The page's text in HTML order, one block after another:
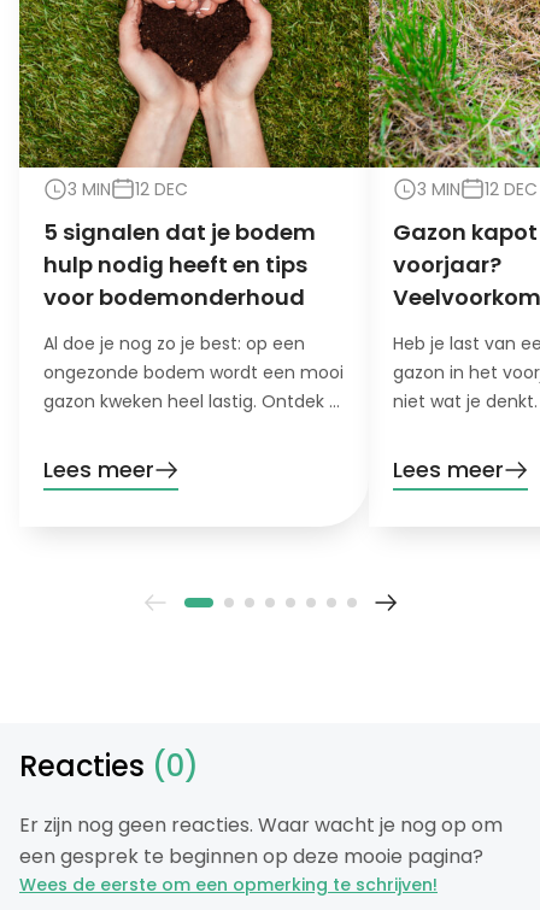
3 MIN 12 DEC
5 signalen dat je bodem
hulp nodig heeft en tips
voor bodemonderhoud
Al doe je nog zo je best: op een
ongezonde bodem wordt een mooi
gazon kweken heel lastig. Ontdek 5
heeft!
Lees meer
3 MIN 12 DEC
Gazon
voorjaar?
oorzaken
Heb je last van
gazon in het
niet wat je
Lees meer
Reacties (0)
Er zijn nog geen reacties. Waar wacht je nog op om
een gesprek te beginnen op deze mooie pagina?
Wees de eerste om een opmerking te schrijven!